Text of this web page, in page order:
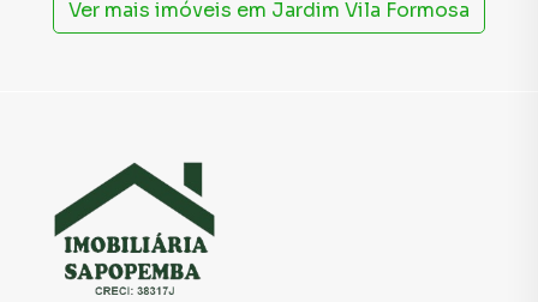
Ver mais imóveis em Jardim Vila Formosa